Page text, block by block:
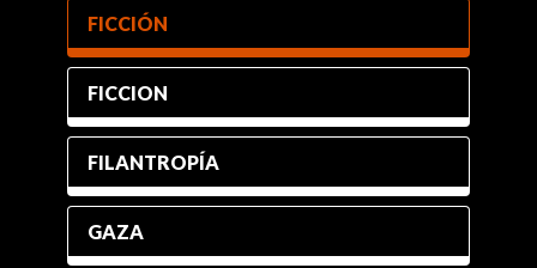
FICCIÓN
FICCION
FILANTROPÍA
GAZA